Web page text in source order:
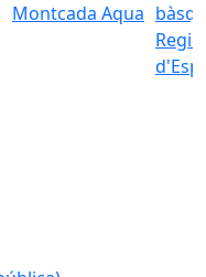
Montcada Aqua